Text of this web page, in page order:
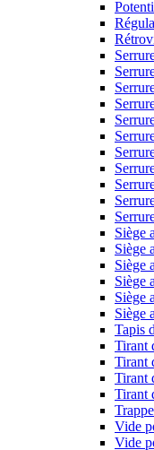
Siège
Siège
Siège
Siège
Siège
Siège
Tapis
Tirant
Tirant
Tirant
Tirant
Vide
Vide